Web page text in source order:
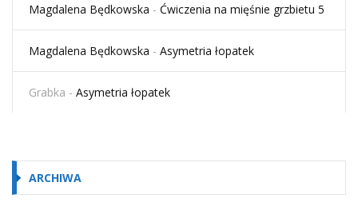
Magdalena Będkowska - Ćwiczenia na mięśnie grzbietu 5
Magdalena Będkowska - Asymetria łopatek
Grabka - Asymetria łopatek
ARCHIWA